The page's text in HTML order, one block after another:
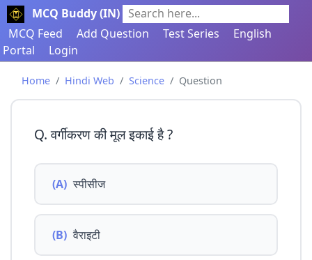
MCQ Buddy (IN) Search here...
MCQ Feed
Add Question Test Series
English
Portal
Login
Home Hindi Web Science Question
Q. वर्गीकरण की मूल इकाई है ?
(A) स्पीसीज
(B) वैराइटी